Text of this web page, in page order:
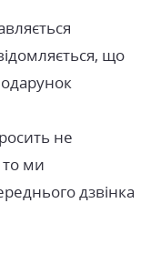
що
не
то ми
дзвінка